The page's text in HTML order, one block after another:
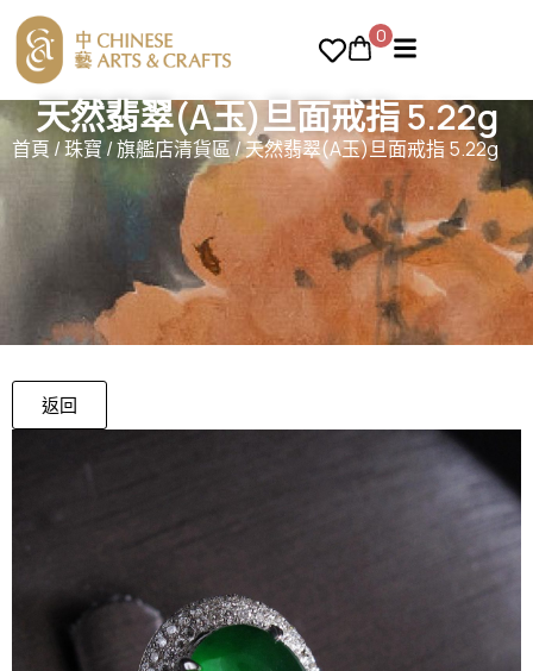
0
天然翡翠(A玉)旦面戒指 5.22g
首頁 /珠寶 /旗艦店清貨區/ 天然翡翠(A玉)旦面戒指 5.22g
返回